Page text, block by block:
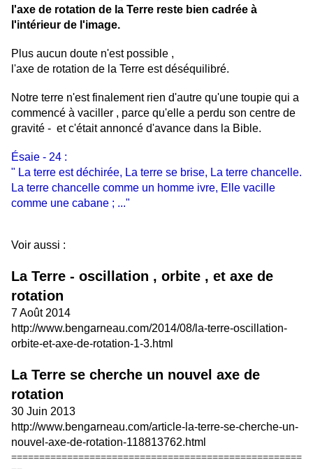
l'axe de rotation de la Terre reste bien cadrée à
l'intérieur de l'image.
Plus aucun doute n'est possible ,
l'axe de rotation de la Terre est déséquilibré.
Notre terre n'est finalement rien d'autre qu'une toupie qui a
commencé à vaciller , parce qu'elle a perdu son centre de
gravité - et c'était annoncé d'avance dans la Bible.
Ésaie - 24 :
" La terre est déchirée, La terre se brise, La terre chancelle.
La terre chancelle comme un homme ivre, Elle vacille
comme une cabane ; ..."
Voir aussi :
La Terre - oscillation , orbite , et axe de
rotation
7 Août 2014
http://www.bengarneau.com/2014/08/la-terre-oscillation-
orbite-et-axe-de-rotation-1-3.html
La Terre se cherche un nouvel axe de
rotation
30 Juin 2013
http://www.bengarneau.com/article-la-terre-se-cherche-un-
nouvel-axe-de-rotation-118813762.html
====================================================